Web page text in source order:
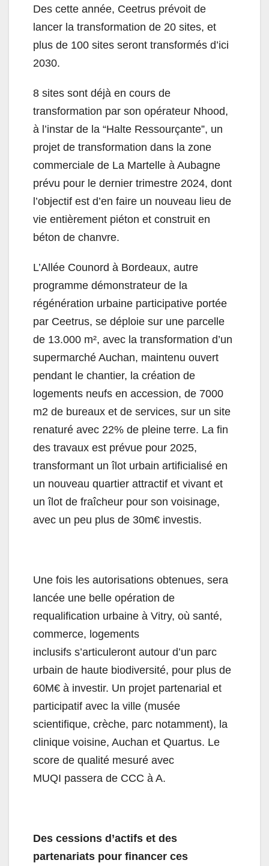
Des cette année, Ceetrus prévoit de
lancer la transformation de 20 sites, et
plus de 100 sites seront transformés d’ici
2030.
8 sites sont déjà en cours de
transformation par son opérateur Nhood,
à l’instar de la “Halte Ressourçante”, un
projet de transformation dans la zone
commerciale de La Martelle à Aubagne
prévu pour le dernier trimestre 2024, dont
l’objectif est d’en faire un nouveau lieu de
vie entièrement piéton et construit en
béton de chanvre.
L’Allée Counord à Bordeaux, autre
programme démonstrateur de la
régénération urbaine participative portée
par Ceetrus, se déploie sur une parcelle
de 13.000 m², avec la transformation d’un
supermarché Auchan, maintenu ouvert
pendant le chantier, la création de
logements neufs en accession, de 7000
m2 de bureaux et de services, sur un site
renaturé avec 22% de pleine terre. La fin
des travaux est prévue pour 2025,
transformant un îlot urbain artificialisé en
un nouveau quartier attractif et vivant et
un îlot de fraîcheur pour son voisinage,
avec un peu plus de 30m€ investis.
Une fois les autorisations obtenues, sera
lancée une belle opération de
requalification urbaine à Vitry, où santé,
commerce, logements
inclusifs s’articuleront autour d’un parc
urbain de haute biodiversité, pour plus de
60M€ à investir. Un projet partenarial et
participatif avec la ville (musée
scientifique, crèche, parc notamment), la
clinique voisine, Auchan et Quartus. Le
score de qualité mesuré avec
MUQI passera de CCC à A.
Des cessions d’actifs et des
partenariats pour financer ces